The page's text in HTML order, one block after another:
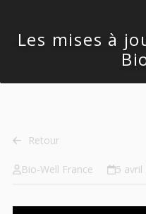
Les mises à
Retour
5 avril
Bio-Well France